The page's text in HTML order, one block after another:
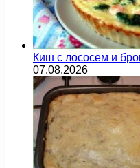
Киш с лососем и
07.08.2026